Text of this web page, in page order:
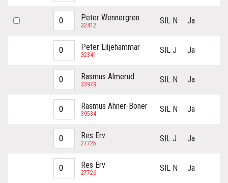
Peter Wennergren
32412 SIL N Ja
Peter Liljehammar
32341 SIL J Ja
Rasmus Almerud
33979 SIL N Ja
Rasmus Ahner-Boner
39534 SIL N Ja
Res Erv
27725 SIL J Ja
Res Erv
27726 SIL N Ja